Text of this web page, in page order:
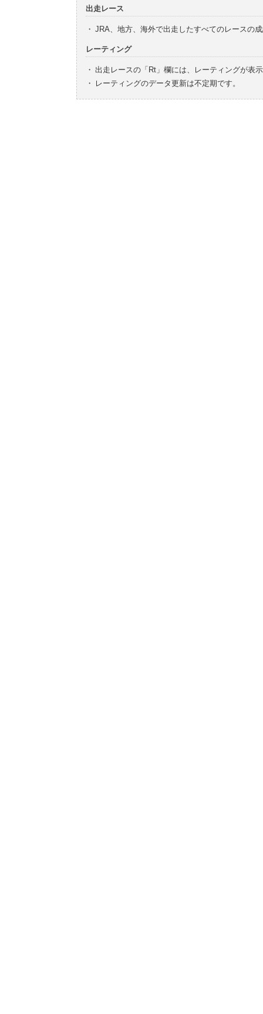
出走レース
・ JRA、地方、海外で出走したすべてのレースの
レーティング
・ 出走レースの「Rt」欄には、レーティングが表
・
レーティングのデータ更新は不定期です。